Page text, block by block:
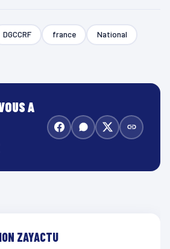
DGCCRF france National
A
ZAYACTU